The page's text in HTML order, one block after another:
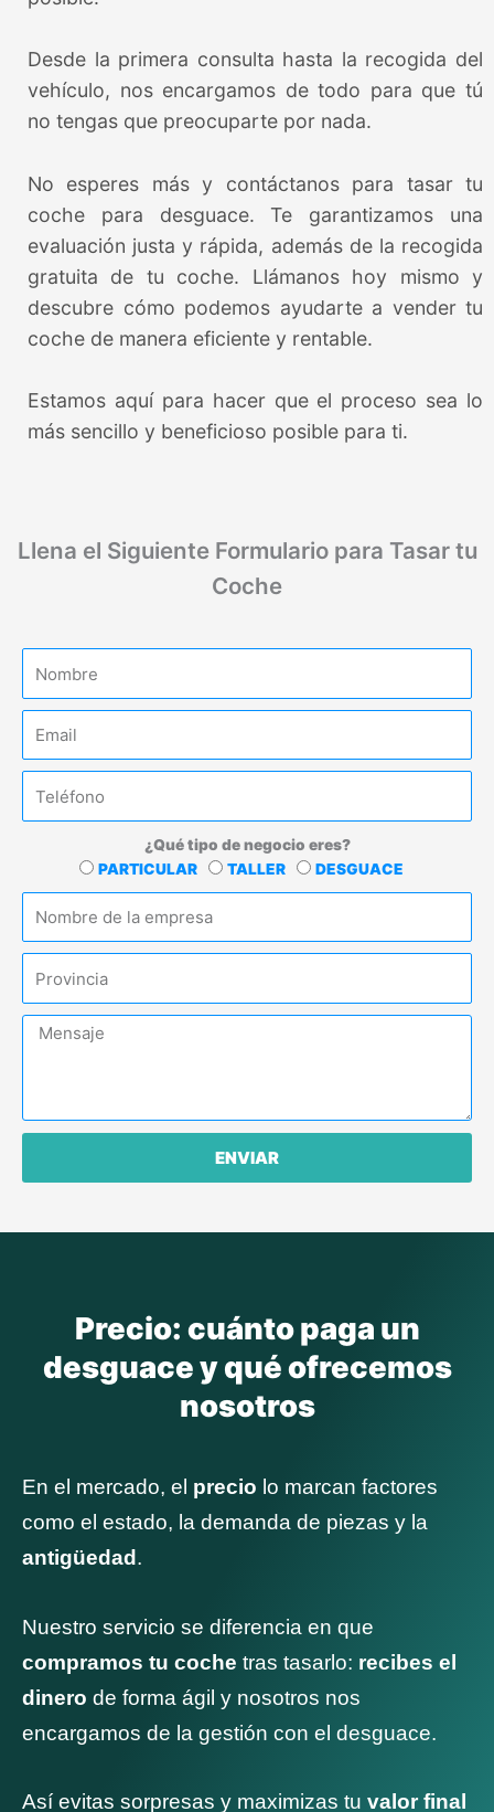
Desde la primera consulta hasta la recogida del
vehículo, nos encargamos de todo para que tú
no tengas que preocuparte por nada.
No esperes más y contáctanos para tasar tu
coche para desguace. Te garantizamos una
evaluación justa y rápida, además de la recogida
gratuita de tu coche. Llámanos hoy mismo y
descubre cómo podemos ayudarte a vender tu
coche de manera eficiente y rentable.
Estamos aquí para hacer que el proceso sea lo
más sencillo y beneficioso posible para ti.
Llena el Siguiente Formulario para Tasar tu
Coche
m
r
a
l
o
¿Qué tipo de negocio eres?
i
o
PARTICULAR TALLER
DESGUACE
p
e
o
i
a
ENVIAR
Precio: cuánto paga un
desguace y qué ofrecemos
nosotros
En el mercado, el precio lo marcan factores
como el estado, la demanda de piezas y la
antigüedad .
Nuestro servicio se diferencia en que
compramos tu coche tras tasarlo: recibes el
dinero de forma ágil y nosotros nos
encargamos de la gestión con el desguace.
Así evitas sorpresas y maximizas tu valor final